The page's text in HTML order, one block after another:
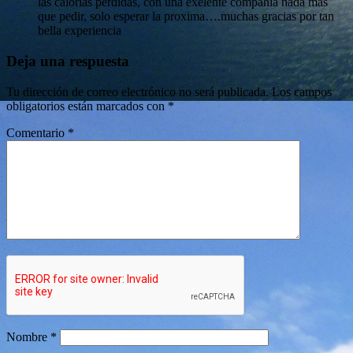
que pedir, solo esperar la proxima….muchas gracias por tan
bella experiencia
Deja una respuesta
Tu dirección de correo electrónico no será publicada. Los campos
obligatorios están marcados con *
Comentario *
Nombre *